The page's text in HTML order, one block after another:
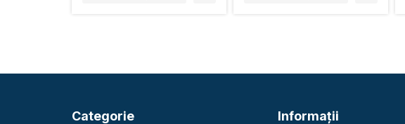
Categorie Informaţii